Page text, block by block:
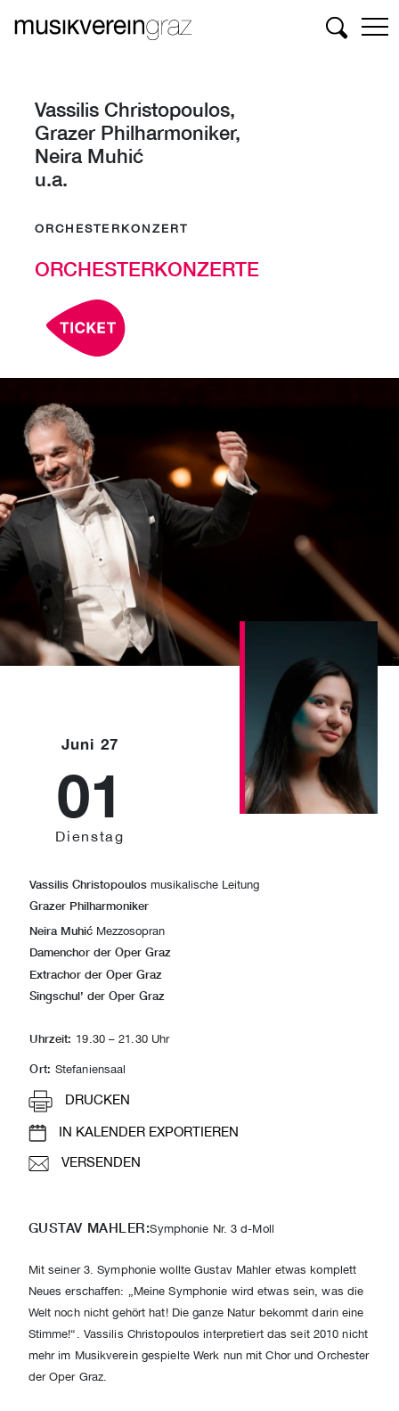
Suchen
Vassilis Christopoulos,
Grazer Philharmoniker,
Neira Muhić
u.a.
ORCHESTERKONZERT
ORCHESTERKONZERTE
Juni 27
01
Dienstag
Vassilis Christopoulos musikalische Leitung
Grazer Philharmoniker
Neira Muhić Mezzosopran
Damenchor der Oper Graz
Extrachor der Oper Graz
Singschul’ der Oper Graz
Uhrzeit: 19.30 – 21.30 Uhr
Ort: Stefaniensaal
DRUCKEN
IN KALENDER EXPORTIEREN
VERSENDEN
GUSTAV MAHLER:Symphonie Nr. 3 d-Moll
Mit seiner 3. Symphonie wollte Gustav Mahler etwas komplett
Neues erschaffen: „Meine Symphonie wird etwas sein, was die
Welt noch nicht gehört hat! Die ganze Natur bekommt darin eine
Stimme!“. Vassilis Christopoulos interpretiert das seit 2010 nicht
mehr im Musikverein gespielte Werk nun mit Chor und Orchester
der Oper Graz.